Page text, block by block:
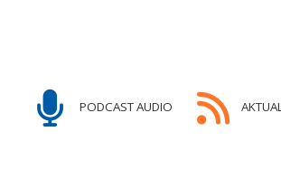
PODCAST AUDIO